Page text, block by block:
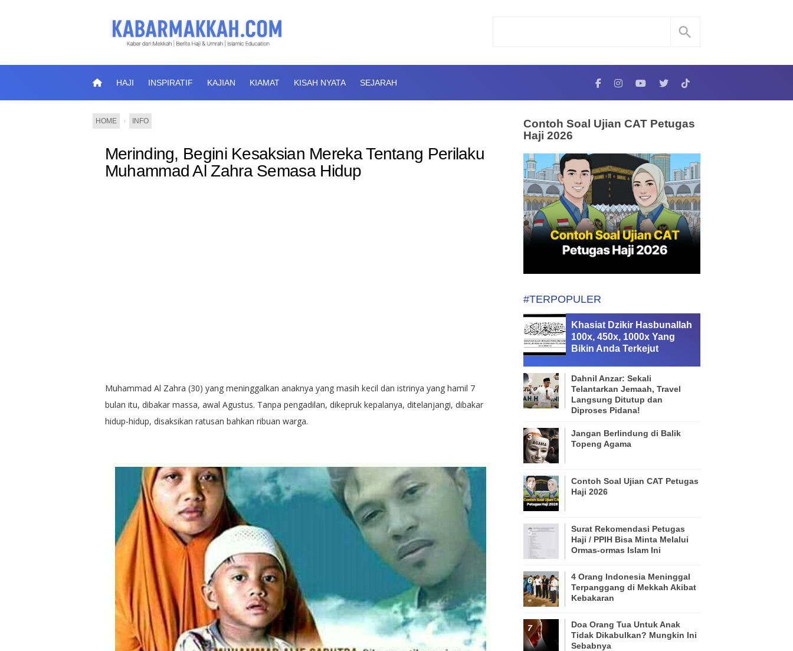
HAJI INSPIRATIF KAJIAN KIAMAT KISAH NYATA SEJARAH
HOME › INFO
Merinding, Begini Kesaksian Mereka Tentang Perilaku
Muhammad Al Zahra Semasa Hidup
Muhammad Al Zahra (30) yang meninggalkan anaknya yang masih kecil dan istrinya yang hamil 7
bulan itu, dibakar massa, awal Agustus. Tanpa pengadilan, dikepruk kepalanya, ditelanjangi, dibakar
hidup-hidup, disaksikan ratusan bahkan ribuan warga.
Contoh Soal Ujian CAT Petugas
Haji 2026
#TERPOPULER
Khasiat Dzikir Hasbunallah
100x, 450x, 1000x Yang
Bikin Anda Terkejut
Dahnil Anzar: Sekali
Telantarkan Jemaah, Travel
Langsung Ditutup dan
Diproses Pidana!
Jangan Berlindung di Balik
Topeng Agama
Contoh Soal Ujian CAT Petugas
Haji 2026
Surat Rekomendasi Petugas
Haji / PPIH Bisa Minta Melalui
Ormas-ormas Islam Ini
4 Orang Indonesia Meninggal
Terpanggang di Mekkah Akibat
Kebakaran
Doa Orang Tua Untuk Anak
Tidak Dikabulkan? Mungkin Ini
Sebabnya